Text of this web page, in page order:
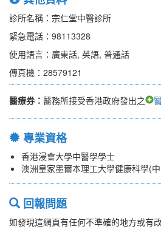
診所名稱：宗仁堂中醫診所
緊急電話：98113328
使用語言：廣東話, 英語, 普通話
傳真機：28579121
醫療券： 醫務所接受香港政府發出之
專業資格
香港浸會大學中醫學學士
澳洲皇家墨爾本理工大學健康科學(
回報問題
如發現這網頁有任何不準確的地方或有